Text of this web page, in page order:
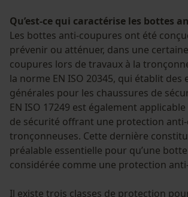
Qu’est-ce qui caractérise les bottes
Les bottes anti-coupures ont été
prévenir ou atténuer, dans une
coupures lors de travaux à la
la norme EN ISO 20345, qui établit des
générales pour les chaussures de
EN ISO 17249 est également
de sécurité offrant une protection
tronçonneuses. Cette dernière
préalable essentielle pour qu’une
considérée comme une protection
Il existe trois classes de protection